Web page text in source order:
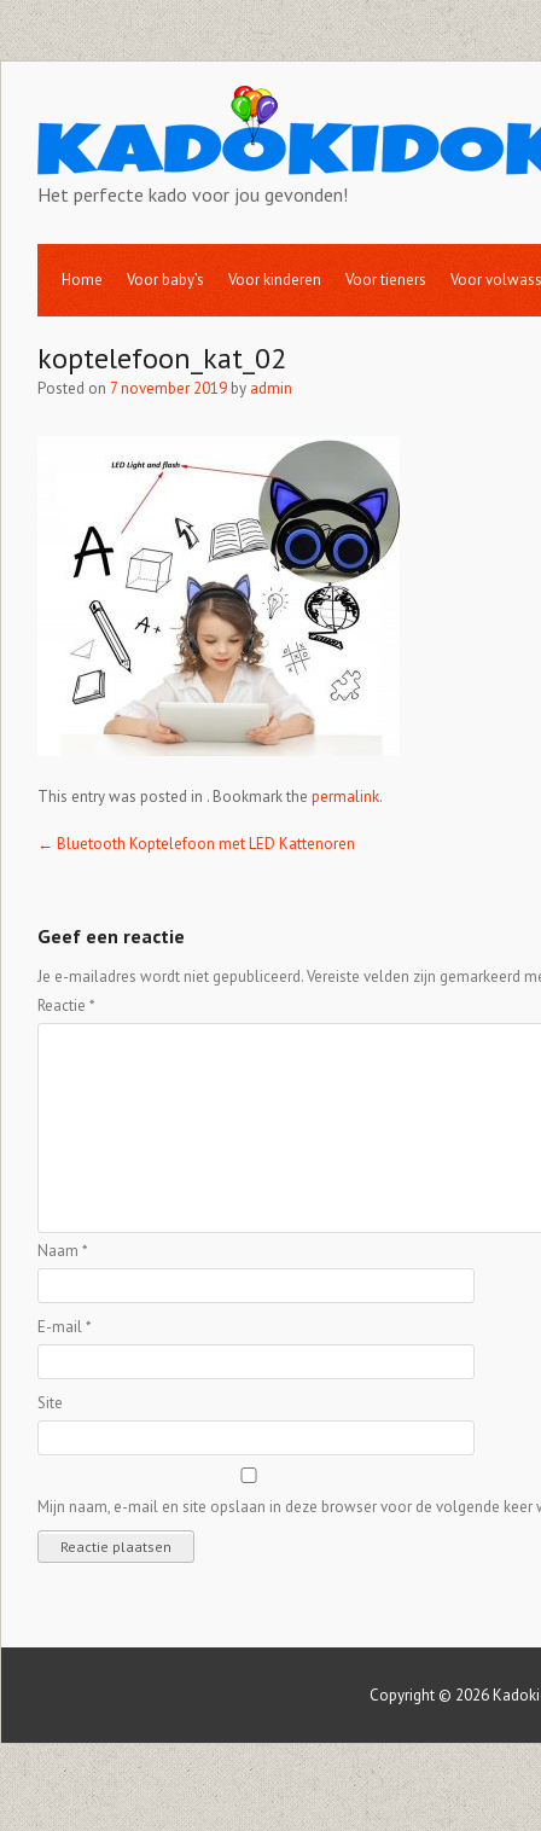
Het perfecte kado voor jou gevonden!
Home Voor baby’s Voor kinderen Voor tieners Voor
koptelefoon_kat_02
Posted on 7 november 2019 by admin
This entry was posted in . Bookmark the permalink.
Post navigation
← Bluetooth Koptelefoon met LED Kattenoren
Geef een reactie
Je e-mailadres wordt niet gepubliceerd.Vereiste velden zijn gemarkeerd
Reactie *
Naam *
E-mail*
Site
Mijn naam, e-mail en site opslaan in deze browser voor de volgende keer
Copyright © 2026